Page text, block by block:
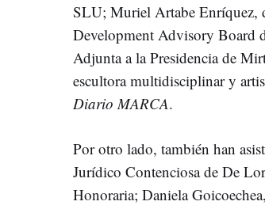
SLU; Muriel Artabe Enríquez,
Development Advisory Board
Adjunta a la Presidencia de
escultora multidisciplinar y
Diario MARCA.
Por otro lado, también han
Jurídico Contenciosa de De
Honoraria; Daniela